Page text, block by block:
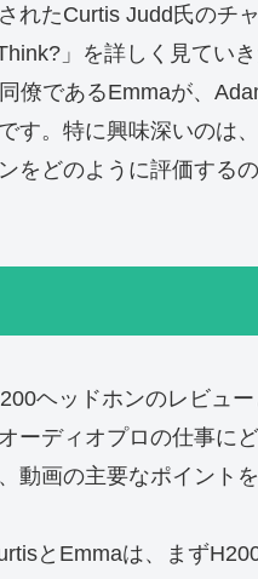
れたCurtis Judd氏のチ
」を詳しく見てい
僚であるEmmaが、
す。特に興味深いのは
をどのように評価する
ヘッドホンのレビュ
ーディオプロの仕事に
動画の主要なポイントを
とEmmaは、まず